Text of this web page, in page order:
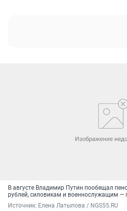
В августе Владимир Путин пообещал
рублей, силовикам и военнослужащим —
Источник: Елена Латыпова / NGS55.RU